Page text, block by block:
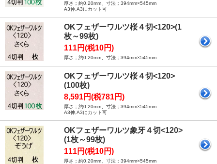
厚さ；約0.20mm、寸法；394mm×545mm
A3伸,A3にカット可
OKフェザーワルツ桜４切<120>(1
枚～99枚)
111円(税10円)
厚さ；約0.20mm、寸法；394mm×545mm
OKフェザーワルツ桜４切<120>
(100枚)
8,591円(税781円)
厚さ；約0.20mm、寸法；394mm×545mm
A3伸,A3にカット可
OKフェザーワルツ象牙４切<120>
(1枚～99枚)
111円(税10円)
厚さ；約0.20mm、寸法；394mm×545mm